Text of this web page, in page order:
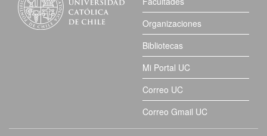
Organizaciones
Bibliotecas
Mi Portal UC
Correo UC
Correo Gmail UC